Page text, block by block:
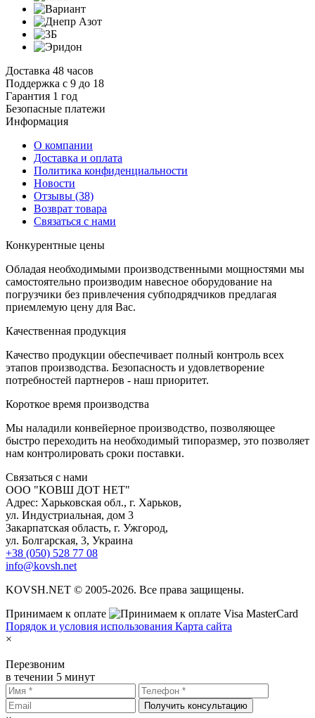
Доставка 48 часов
Поддержка с 9 до 18
Гарантия 1 год
Безопасные платежи
Информация
О компании
Доставка и оплата
Политика конфиденциальности
Новости
Отзывы (38)
Возврат товара
Связаться с нами
Конкурентные цены
Обладая необходимыми производственными мощностями мы
самостоятельно производим навесное оборудование на
погрузчики без привлечения субподрядчиков предлагая
приемлемую цену для Вас.
Качественная продукция
Качество продукции обеспечивает полный контроль всех
этапов производства. Безопасность и удовлетворение
потребностей партнеров - наш приоритет.
Короткое время производства
Мы наладили конвейерное производство, позволяющее
быстро переходить на необходимый типоразмер, это позволяет
нам контролировать сроки поставки.
Связаться с нами
ООО "КОВШ ДОТ НЕТ"
Адрес: Харьковская обл., г. Харьков,
ул. Индустриальная, дом 3
Закарпатская область, г. Ужгород,
ул. Болгарская, 3, Украина
+38 (050) 528 77 08
info@kovsh.net
KOVSH.NET © 2005-2026. Все права защищены.
Принимаем к оплате
Порядок и условия использования Карта сайта
×
Перезвоним
в течении 5 минут
Получить консультацию